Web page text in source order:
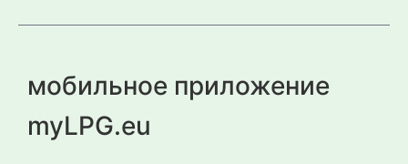
мобильное приложение
myLPG.eu